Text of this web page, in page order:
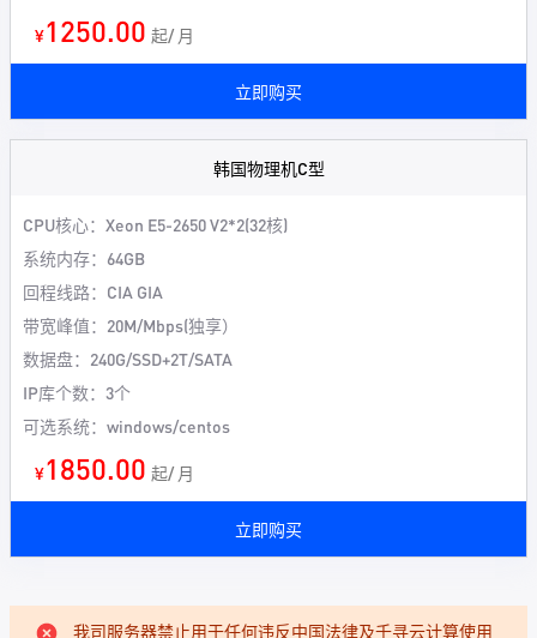
¥1250.00 起/ 月
立即购买
韩国物理机C型
CPU核心：Xeon E5-2650 V2*2(32核)
系统内存：64GB
回程线路：CIA GIA
带宽峰值：20M/Mbps(独享）
数据盘：240G/SSD+2T/SATA
IP库个数：3个
可选系统：windows/centos
¥1850.00 起/ 月
立即购买
我司服务器禁止用于任何违反中国法律及千寻云计算使用